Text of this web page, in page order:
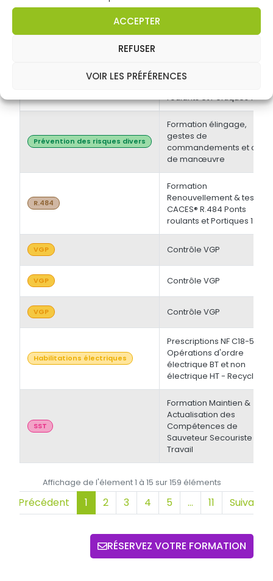
ACCEPTER
REFUSER
VOIR LES PRÉFÉRENCES
Manoeuvre -
Formation Initiale & tests
roulants et Portiques 1
Prévention des risques divers
Formation élingage,
gestes de
commandements et chef
de manœuvre
R.484
Formation
Renouvellement & tests
CACES® R.484 Ponts
roulants et Portiques 1
VGP Contrôle VGP
VGP Contrôle VGP
VGP Contrôle VGP
Habilitations électriques
Prescriptions NF C18-510 -
Opérations d'ordre
électrique BT et non
électrique HT - Recyclage
SST
Formation Maintien &
Actualisation des
Compétences de
Sauveteur Secouriste du
Travail
Affichage de l'élement 1 à 15 sur 159 éléments
Précédent 1 2 3 4 5 … 11 Suivant
RÉSERVEZ VOTRE FORMATION